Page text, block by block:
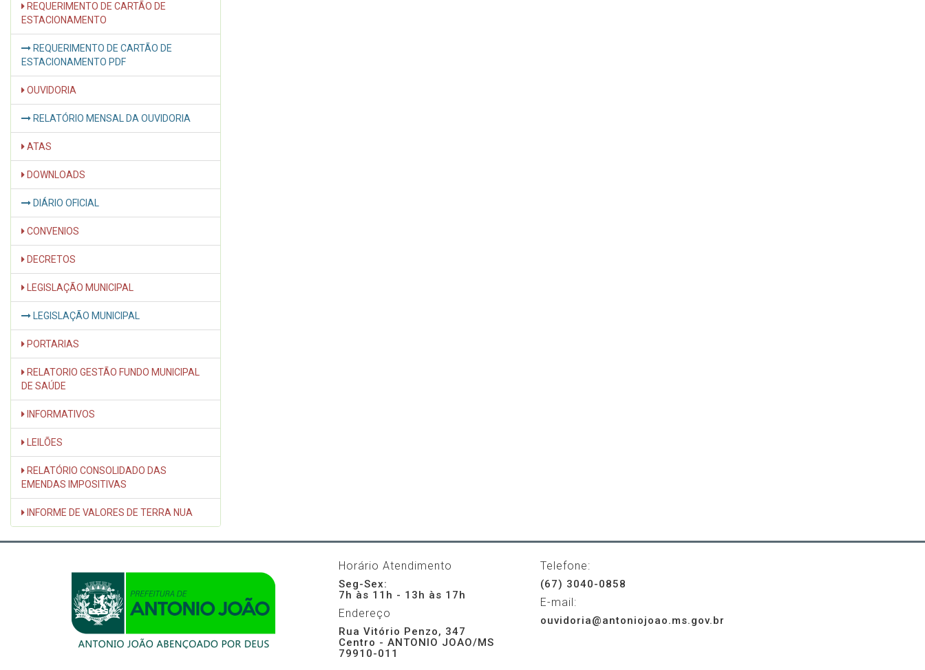
REQUERIMENTO DE CARTÃO DE
ESTACIONAMENTO
REQUERIMENTO DE CARTÃO DE
ESTACIONAMENTO PDF
OUVIDORIA
RELATÓRIO MENSAL DA OUVIDORIA
ATAS
DOWNLOADS
DIÁRIO OFICIAL
CONVENIOS
DECRETOS
LEGISLAÇÃO MUNICIPAL
LEGISLAÇÃO MUNICIPAL
PORTARIAS
RELATORIO GESTÃO FUNDO MUNICIPAL
DE SAÚDE
INFORMATIVOS
LEILÕES
RELATÓRIO CONSOLIDADO DAS
EMENDAS IMPOSITIVAS
INFORME DE VALORES DE TERRA NUA
Horário Atendimento
Seg-Sex:
7h às 11h - 13h às 17h
Endereço
Rua Vitório Penzo, 347
Centro - ANTONIO JOAO/MS
79910-011
Telefone:
(67) 3040-0858
E-mail:
ouvidoria@antoniojoao.ms.gov.br